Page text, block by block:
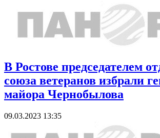
В Ростове председателем
союза ветеранов избрали
майора Чернобылова
09.03.2023 13:35